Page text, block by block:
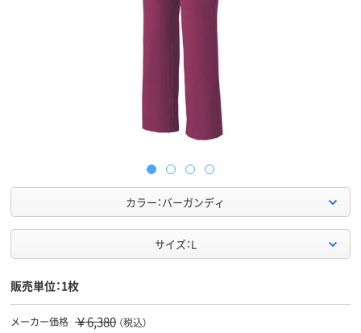
カラー：バーガンディ
サイズ：L
販売単位：1枚
メーカー価格 ￥6,380 （税込）